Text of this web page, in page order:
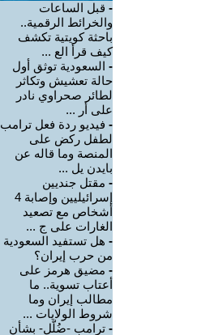
- قبل الساعات
والخرائط الرقمية..
باحثة كويتية تكشف
كيف قرأ الع ...
- السعودية توثق أول
حالة تعشيش وتكاثر
لطائر صحراوي نادر
على أر ...
- فيديو ردة فعل ترامب
لطفل ركض على
المنصة وما قاله عن
بايدن يل ...
- مقتل جنديين
إسرائيليين وإصابة 4
أشخاص مع تصعيد
الغارات على ج ...
- هل تستفيد السعودية
من حرب إيران؟
- مضيق هرمز على
أعتاب تسوية.. ما
مطالب إيران وما
شروط الولايات ...
- ترامب -ضُلّل- بشأن